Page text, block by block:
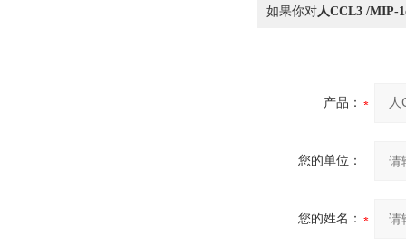
如果你对人CCL3 /MIP-
产品：
您的单位：
您的姓名：